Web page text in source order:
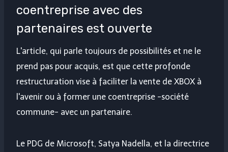
coentreprise avec des
partenaires est ouverte
L'article, qui parle toujours de possibilités et ne le
prend pas pour acquis, est que cette profonde
restructuration vise à faciliter la vente de XBOX à
l'avenir ou à former une coentreprise -société
commune- avec un partenaire.
Le PDG de Microsoft, Satya Nadella, et la directrice